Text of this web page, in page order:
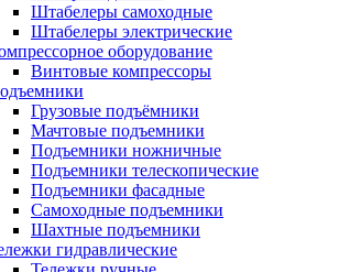
Штабелеры самоходные
Штабелеры электрические
оборудование
Винтовые компрессоры
Грузовые подъёмники
Мачтовые подъемники
Подъемники ножничные
Подъемники телескопические
Подъемники фасадные
Самоходные подъемники
Шахтные подъемники
гидравлические